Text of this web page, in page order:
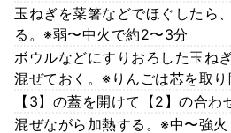
玉ねぎを菜箸などでほぐしたら
る。※弱〜中火で約2〜3分
ボウルなどにすりおろした玉ね
混ぜておく。※りんごは芯を取り
【3】の蓋を開けて【2】の合わ
混ぜながら加熱する。※中〜強火